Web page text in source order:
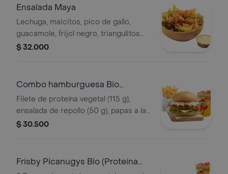
Ensalada Maya
Lechuga, maicitos, pico de gallo,
guacamole, frijol negro, triangulitos
de maíz y aderezo mexicano. Elige tu
$ 32.000
Combo hamburguesa Bio
(Proteína Vegetal)
Filete de proteína vegetal (115 g),
ensalada de repollo (50 g), papas a la
francesa mediana (60 g) y gaseosa
$ 30.500
Frisby Picanugys Bio (Proteína